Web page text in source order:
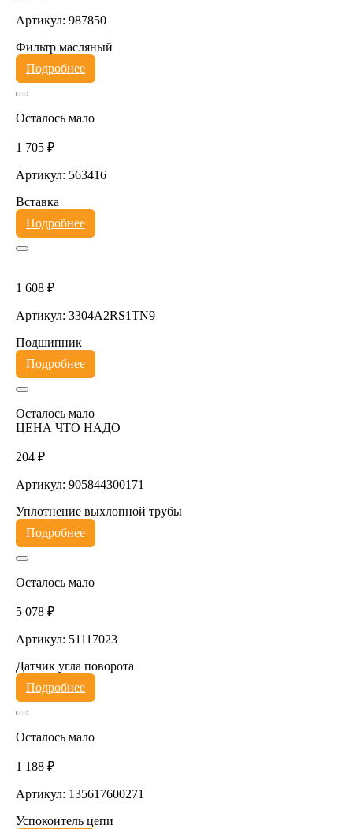
Артикул: 987850
Фильтр масляный
Подробнее
Осталось мало
1 705 ₽
Артикул: 563416
Вставка
Подробнее
1 608 ₽
Артикул: 3304A2RS1TN9
Подшипник
Подробнее
Осталось мало
ЦЕНА ЧТО НАДО
204 ₽
Артикул: 905844300171
Уплотнение выхлопной трубы
Подробнее
Осталось мало
5 078 ₽
Артикул: 51117023
Датчик угла поворота
Подробнее
Осталось мало
1 188 ₽
Артикул: 135617600271
Успокоитель цепи